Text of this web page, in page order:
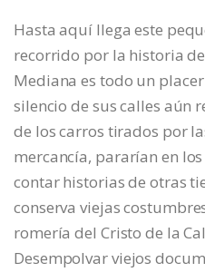
Hasta aquí llega este
recorrido por la historia
Mediana es todo un
silencio de sus calles aún
de los carros tirados por
mercancía, pararían en
contar historias de otras
conserva viejas
romería del Cristo de la
Desempolvar viejos